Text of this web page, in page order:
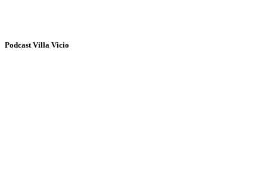
Podcast Villa Vicio